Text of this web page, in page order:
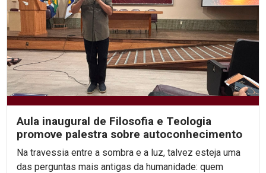
Aula inaugural de Filosofia e Teologia
promove palestra sobre autoconhecimento
Na travessia entre a sombra e a luz, talvez esteja uma
das perguntas mais antigas da humanidade: quem